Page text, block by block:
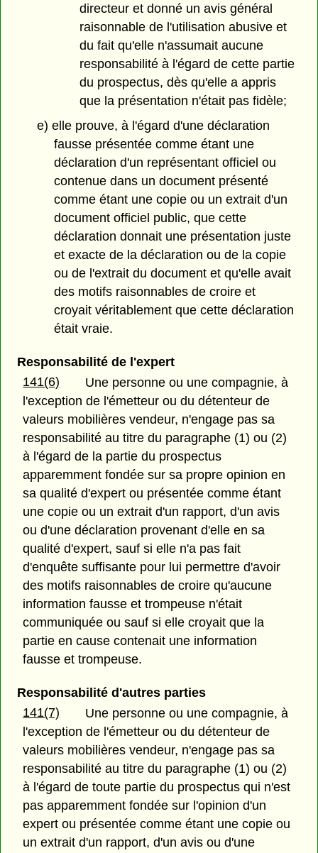
directeur et donné un avis général
raisonnable de l'utilisation abusive et
du fait qu'elle n'assumait aucune
responsabilité à l'égard de cette partie
du prospectus, dès qu'elle a appris
que la présentation n'était pas fidèle;
e) elle prouve, à l'égard d'une déclaration
fausse présentée comme étant une
déclaration d'un représentant officiel ou
contenue dans un document présenté
comme étant une copie ou un extrait d'un
document officiel public, que cette
déclaration donnait une présentation juste
et exacte de la déclaration ou de la copie
ou de l'extrait du document et qu'elle avait
des motifs raisonnables de croire et
croyait véritablement que cette déclaration
était vraie.
Responsabilité de l'expert
141(6)
Une personne ou une compagnie, à
l'exception de l'émetteur ou du détenteur de
valeurs mobilières vendeur, n'engage pas sa
responsabilité au titre du paragraphe (1) ou (2)
à l'égard de la partie du prospectus
apparemment fondée sur sa propre opinion en
sa qualité d'expert ou présentée comme étant
une copie ou un extrait d'un rapport, d'un avis
ou d'une déclaration provenant d'elle en sa
qualité d'expert, sauf si elle n'a pas fait
d'enquête suffisante pour lui permettre d'avoir
des motifs raisonnables de croire qu'aucune
information fausse et trompeuse n'était
communiquée ou sauf si elle croyait que la
partie en cause contenait une information
fausse et trompeuse.
Responsabilité d'autres parties
141(7)
Une personne ou une compagnie, à
l'exception de l'émetteur ou du détenteur de
valeurs mobilières vendeur, n'engage pas sa
responsabilité au titre du paragraphe (1) ou (2)
à l'égard de toute partie du prospectus qui n'est
pas apparemment fondée sur l'opinion d'un
expert ou présentée comme étant une copie ou
un extrait d'un rapport, d'un avis ou d'une